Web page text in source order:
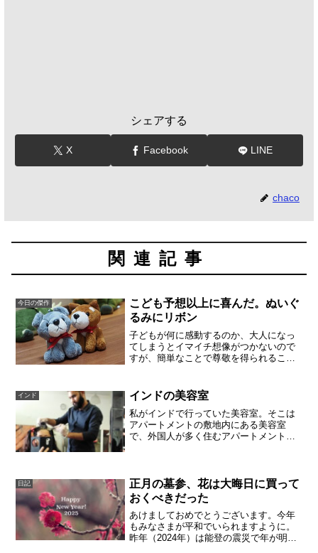
シェアする
X Facebook LINE
chaco
関連記事
今日の傑作
こども予想以上に喜んだ。ぬいぐ
るみにリボン
子どもが何に感動するのか、大人になっ
てしまうとイマイチ想像がつかないので
すが、簡単なことで尊敬を得られること
と突っぱねたのですが、いつのまにか誰
かに買ってもらったようで...
インド インドの美容室
私がインドで行っていた美容室。そこは
アパートメントの敷地内にある美容室
で、外国人が多く住むアパートメントだ
を見つけたので、その人をい...
日記
正月の墓参、花は大晦日に買って
おくべきだった
あけましておめでとうございます。今年
もみなさまが平和でいられますように。
昨年（2024年）は能登の震災で年が明け